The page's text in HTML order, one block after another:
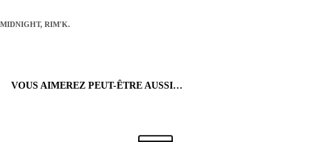
MIDNIGHT, RIM'K.
VOUS AIMEREZ PEUT-ÊTRE AUSSI…